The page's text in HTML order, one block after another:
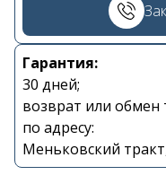
Гарантия:
30 дней;
возврат или обмен
по адресу:
Меньковский
Viber